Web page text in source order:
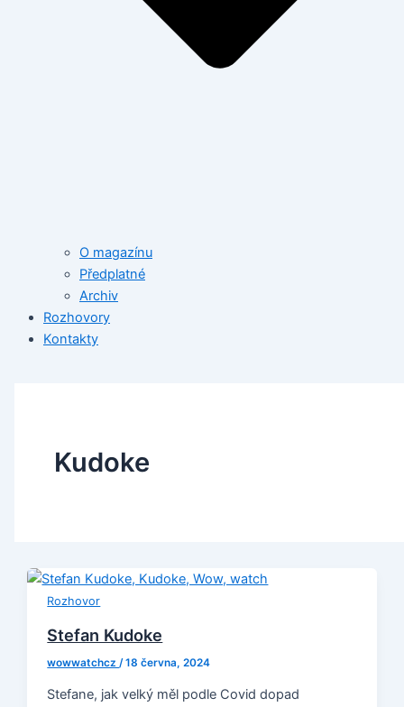
O magazínu
Předplatné
Archiv
Rozhovory
Kontakty
Kudoke
Rozhovor
Stefan Kudoke
wowwatchcz /18 června, 2024
Stefane, jak velký měl podle Covid dopad